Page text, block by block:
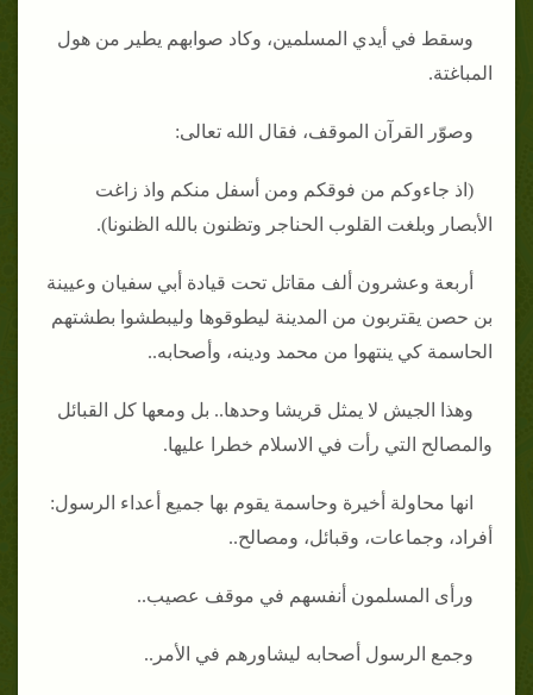
وسقط في أيدي المسلمين، وكاد صوابهم يطير من هول
المباغتة.
وصوّر القرآن الموقف، فقال الله تعالى:
(اذ جاءوكم من فوقكم ومن أسفل منكم واذ زاغت
الأبصار وبلغت القلوب الحناجر وتظنون بالله الظنونا).
أربعة وعشرون ألف مقاتل تحت قيادة أبي سفيان وعيينة
بن حصن يقتربون من المدينة ليطوقوها وليبطشوا بطشتهم
الحاسمة كي ينتهوا من محمد ودينه، وأصحابه..
وهذا الجيش لا يمثل قريشا وحدها.. بل ومعها كل القبائل
والمصالح التي رأت في الاسلام خطرا عليها.
انها محاولة أخيرة وحاسمة يقوم بها جميع أعداء الرسول:
أفراد، وجماعات، وقبائل، ومصالح..
ورأى المسلمون أنفسهم في موقف عصيب..
وجمع الرسول أصحابه ليشاورهم في الأمر..